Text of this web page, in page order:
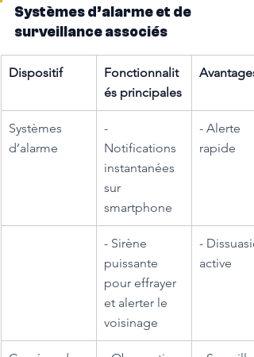
Systèmes d’alarme et de
surveillance associés
Dispositif
Fonctionnalit
és principales
Avantages
Systèmes
d’alarme
-
Notifications
instantanées
sur
smartphone
- Alerte
rapide
- Sirène
puissante
pour effrayer
et alerter le
voisinage
-
active